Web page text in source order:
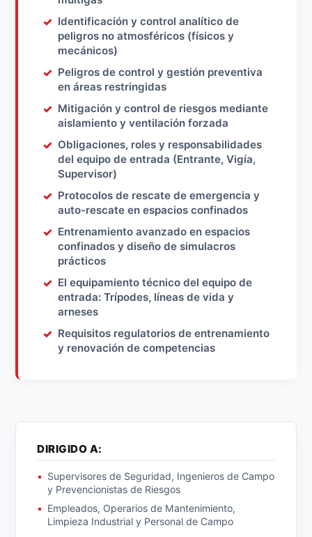
Identificación y control analítico de
peligros no atmosféricos (físicos y
mecánicos)
Peligros de control y gestión preventiva
en áreas restringidas
Mitigación y control de riesgos mediante
aislamiento y ventilación forzada
Obligaciones, roles y responsabilidades
del equipo de entrada (Entrante, Vigía,
Supervisor)
Protocolos de rescate de emergencia y
auto-rescate en espacios confinados
Entrenamiento avanzado en espacios
confinados y diseño de simulacros
prácticos
El equipamiento técnico del equipo de
entrada: Trípodes, líneas de vida y
arneses
Requisitos regulatorios de entrenamiento
y renovación de competencias
DIRIGIDO A:
Supervisores de Seguridad, Ingenieros de Campo
y Prevencionistas de Riesgos
Empleados, Operarios de Mantenimiento,
Limpieza Industrial y Personal de Campo